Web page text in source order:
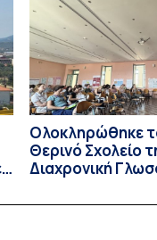
Παράρτημα Κύπρου
τη Δευτέρα 31
Ολοκληρώθηκε
Θερινό Σχολείο
Διαχρονική
Linguistics in